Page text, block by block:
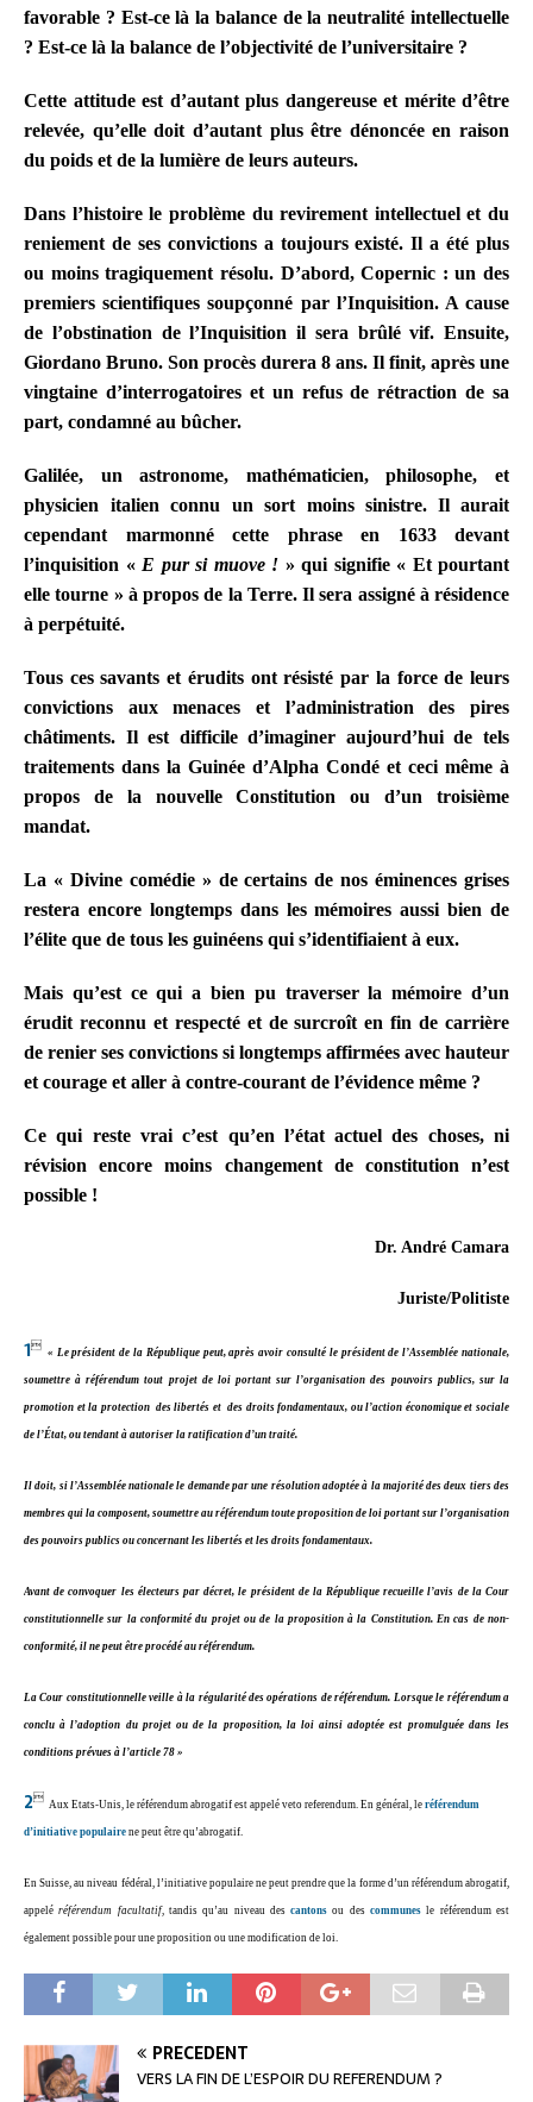
favorable ? Est-ce là la balance de la neutralité intellectuelle
? Est-ce là la balance de l’objectivité de l’universitaire ?
Cette attitude est d’autant plus dangereuse et mérite d’être
relevée, qu’elle doit d’autant plus être dénoncée en raison
du poids et de la lumière de leurs auteurs.
Dans l’histoire le problème du revirement intellectuel et du
reniement de ses convictions a toujours existé. Il a été plus
ou moins tragiquement résolu. D’abord, Copernic : un des
premiers scientifiques soupçonné par l’Inquisition. A cause
de l’obstination de l’Inquisition il sera brûlé vif. Ensuite,
Giordano Bruno. Son procès durera 8 ans. Il finit, après une
vingtaine d’interrogatoires et un refus de rétraction de sa
part, condamné au bûcher.
Galilée, un astronome, mathématicien, philosophe, et
physicien italien connu un sort moins sinistre. Il aurait
cependant marmonné cette phrase en 1633 devant
l’inquisition « E pur si muove! » qui signifie « Et pourtant
elle tourne » à propos de la Terre. Il sera assigné à résidence
à perpétuité.
Tous ces savants et érudits ont résisté par la force de leurs
convictions aux menaces et l’administration des pires
châtiments. Il est difficile d’imaginer aujourd’hui de tels
traitements dans la Guinée d’Alpha Condé et ceci même à
propos de la nouvelle Constitution ou d’un troisième
mandat.
La « Divine comédie » de certains de nos éminences grises
restera encore longtemps dans les mémoires aussi bien de
l’élite que de tous les guinéens qui s’identifiaient à eux.
Mais qu’est ce qui a bien pu traverser la mémoire d’un
érudit reconnu et respecté et de surcroît en fin de carrière
de renier ses convictions si longtemps affirmées avec hauteur
et courage et aller à contre-courant de l’évidence même ?
Ce qui reste vrai c’est qu’en l’état actuel des choses, ni
révision encore moins changement de constitution n’est
possible !
Dr. André Camara
Juriste/Politiste
1
« Le président de la République peut, après avoir consulté le président de l’Assemblée nationale,
soumettre à référendum tout projet de loi portant sur l’organisation des pouvoirs publics, sur la
promotion et la protection des libertés et des droits fondamentaux, ou l’action économique et sociale
de l’État, ou tendant à autoriser la ratification d’un traité.
Il doit, si l’Assemblée nationale le demande par une résolution adoptée à la majorité des deux tiers des
membres qui la composent, soumettre au référendum toute proposition de loi portant sur l’organisation
des pouvoirs publics ou concernant les libertés et les droits fondamentaux.
Avant de convoquer les électeurs par décret, le président de la République recueille l’avis de la Cour
constitutionnelle sur la conformité du projet ou de la proposition à la Constitution. En cas de non-
conformité, il ne peut être procédé au référendum.
La Cour constitutionnelle veille à la régularité des opérations de référendum. Lorsque le référendum a
conclu à l’adoption du projet ou de la proposition, la loi ainsi adoptée est promulguée dans les
conditions prévues à l’article 78 »
2 Aux Etats-Unis , le référendum abrogatif est appelé veto referendum. En général, le référendum
d’initiative populaire ne peut être qu’abrogatif.
EnSuisse , au niveau fédéral, l’initiative populaire ne peut prendre que la forme d’un référendum abrogatif,
appeléréférendum facultatif, tandis qu’au niveau descantons ou descommunes le référendum est
également possible pour une proposition ou une modification de loi.
PRÉCÉDENT
VERS LA FIN DE L’ESPOIR DU REFERENDUM ?